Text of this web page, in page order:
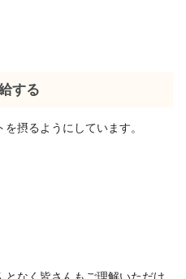
する
摂るようにしています。